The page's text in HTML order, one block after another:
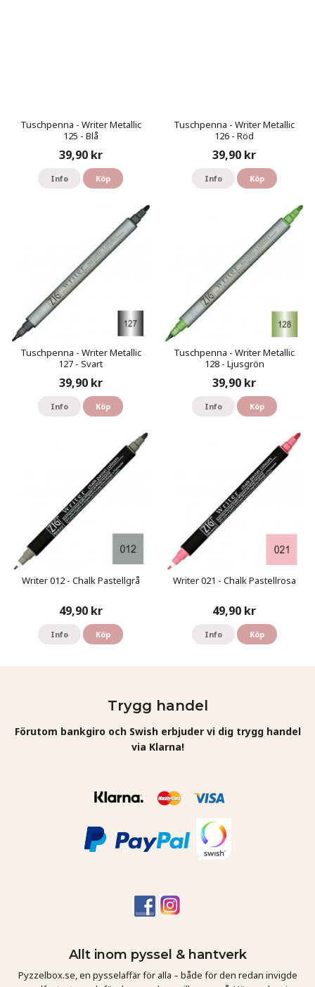
Tuschpenna - Writer Metallic
125 - Blå
39,90 kr
Info Köp
Tuschpenna - Writer Metallic
126 - Röd
39,90 kr
Info Köp
Tuschpenna - Writer Metallic
127 - Svart
39,90 kr
Info Köp
Tuschpenna - Writer Metallic
128 - Ljusgrön
39,90 kr
Info Köp
Writer 012 - Chalk Pastellgrå
49,90 kr
Info Köp
Writer 021 - Chalk Pastellrosa
49,90 kr
Info Köp
Trygg handel
Förutom bankgiro och Swish erbjuder vi dig trygg handel
via Klarna!
Allt inom pyssel & hantverk
Pyzzelbox.se, en pysselaffär för alla – både för den redan invigde